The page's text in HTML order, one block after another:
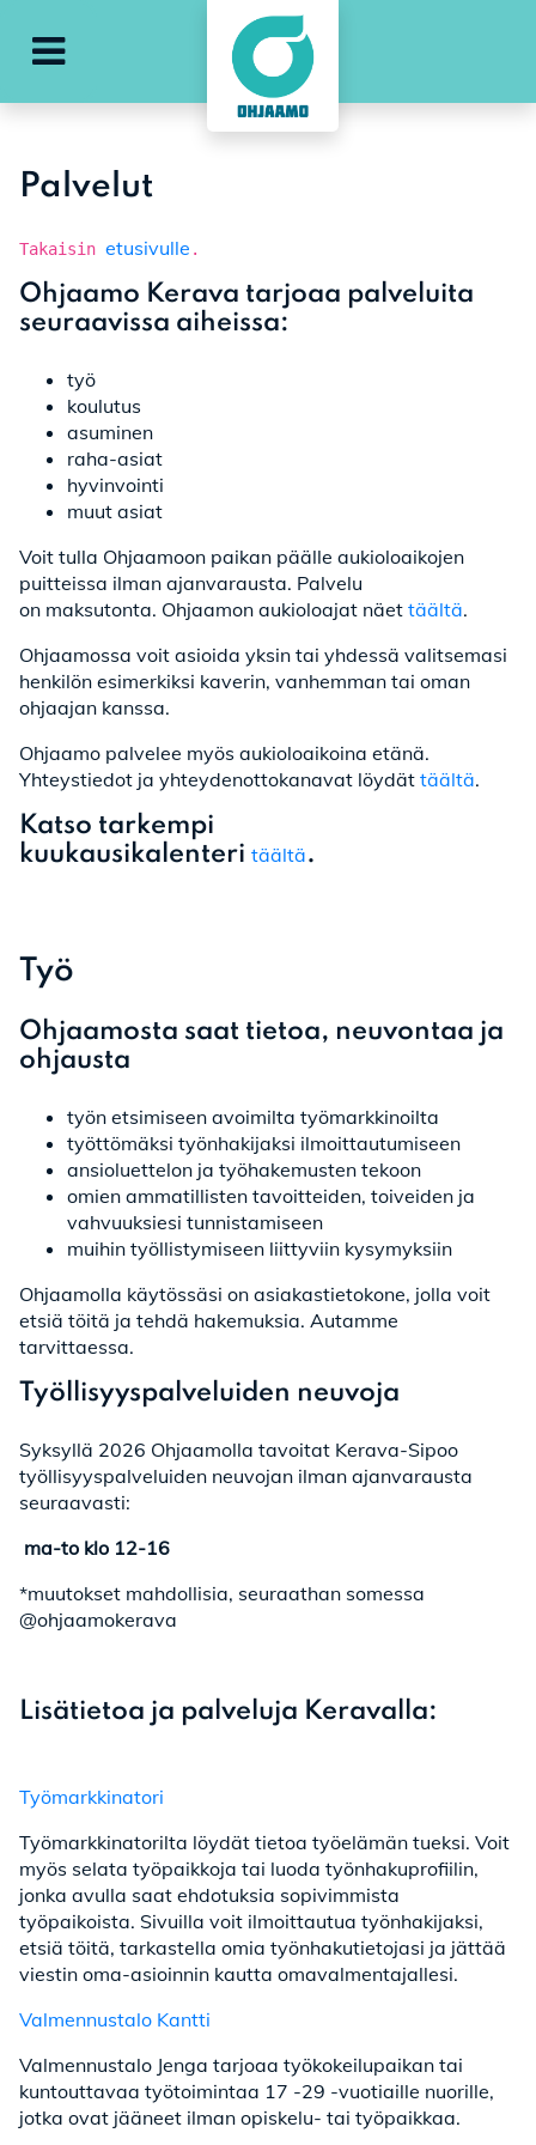
Avaa päävalikko
Palvelut
Takaisin etusivulle .
Ohjaamo Kerava tarjoaa palveluita
seuraavissa aiheissa:
työ
koulutus
asuminen
raha-asiat
hyvinvointi
muut asiat
Voit tulla Ohjaamoon paikan päälle aukioloaikojen
puitteissa ilman ajanvarausta. Palvelu
on maksutonta. Ohjaamon aukioloajat näet täältä.
Ohjaamossa voit asioida yksin tai yhdessä valitsemasi
henkilön esimerkiksi kaverin, vanhemman tai oman
ohjaajan kanssa.
Ohjaamo palvelee myös aukioloaikoina etänä.
Yhteystiedot ja yhteydenottokanavat löydät täältä.
Katso tarkempi
kuukausikalenteri täältä.
Työ
Ohjaamosta saat tietoa, neuvontaa ja
ohjausta
työn etsimiseen avoimilta työmarkkinoilta
työttömäksi työnhakijaksi ilmoittautumiseen
ansioluettelon ja työhakemusten tekoon
omien ammatillisten tavoitteiden, toiveiden ja
vahvuuksiesi tunnistamiseen
muihin työllistymiseen liittyviin kysymyksiin
Ohjaamolla käytössäsi on asiakastietokone, jolla voit
etsiä töitä ja tehdä hakemuksia. Autamme
tarvittaessa.
Työllisyyspalveluiden neuvoja
Syksyllä 2026 Ohjaamolla tavoitat Kerava-Sipoo
työllisyyspalveluiden neuvojan ilman ajanvarausta
seuraavasti:
ma-to klo 12-16
*muutokset mahdollisia, seuraathan somessa
@ohjaamokerava
Lisätietoa ja palveluja Keravalla:
Työmarkkinatori
Työmarkkinatorilta löydät tietoa työelämän tueksi. Voit
myös selata työpaikkoja tai luoda työnhakuprofiilin,
jonka avulla saat ehdotuksia sopivimmista
työpaikoista. Sivuilla voit ilmoittautua työnhakijaksi,
etsiä töitä, tarkastella omia työnhakutietojasi ja jättää
viestin oma-asioinnin kautta omavalmentajallesi.
Valmennustalo Kantti
Valmennustalo Jenga tarjoaa työkokeilupaikan tai
kuntouttavaa työtoimintaa 17 -29 -vuotiaille nuorille,
jotka ovat jääneet ilman opiskelu- tai työpaikkaa.